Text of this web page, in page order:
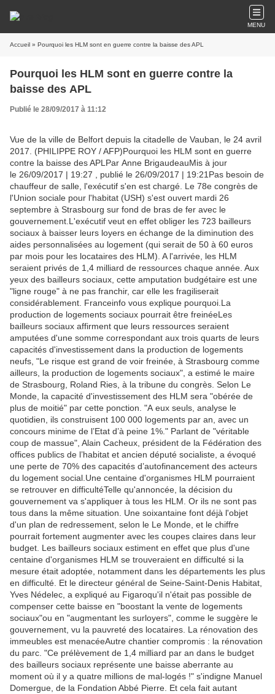
MENU
Accueil » Pourquoi les HLM sont en guerre contre la baisse des APL
Pourquoi les HLM sont en guerre contre la
baisse des APL
Publié le 28/09/2017 à 11:12
Vue de la ville de Belfort depuis la citadelle de Vauban, le 24 avril
2017. (PHILIPPE ROY / AFP)Pourquoi les HLM sont en guerre
contre la baisse des APLPar Anne BrigaudeauMis à jour
le 26/09/2017 | 19:27 , publié le 26/09/2017 | 19:21Pas besoin de
chauffeur de salle, l'exécutif s'en est chargé. Le 78e congrès de
l'Union sociale pour l'habitat (USH) s'est ouvert mardi 26
septembre à Strasbourg sur fond de bras de fer avec le
gouvernement.L'exécutif veut en effet obliger les 723 bailleurs
sociaux à baisser leurs loyers en échange de la diminution des
aides personnalisées au logement (qui serait de 50 à 60 euros
par mois pour les locataires des HLM). A l'arrivée, les HLM
seraient privés de 1,4 milliard de ressources chaque année. Aux
yeux des bailleurs sociaux, cette amputation budgétaire est une
"ligne rouge" à ne pas franchir, car elle les fragiliserait
considérablement. Franceinfo vous explique pourquoi.La
production de logements sociaux pourrait être freinéeLes
bailleurs sociaux affirment que leurs ressources seraient
amputées d'une somme correspondant aux trois quarts de leurs
capacités d'investissement dans la production de logements
neufs, "Le risque est grand de voir freinée, à Strasbourg comme
ailleurs, la production de logements sociaux", a estimé le maire
de Strasbourg, Roland Ries, à la tribune du congrès. Selon Le
Monde, la capacité d'investissement des HLM sera "obérée de
plus de moitié" par cette ponction. "A eux seuls, analyse le
quotidien, ils construisent 100 000 logements par an, avec un
concours minime de l’Etat d’à peine 1%." Parlant de "véritable
coup de massue", Alain Cacheux, président de la Fédération des
offices publics de l’habitat et ancien député socialiste, a évoqué
une perte de 70% des capacités d’autofinancement des acteurs
du logement social.Une centaine d'organismes HLM pourraient
se retrouver en difficultéTelle qu'annoncée, la décision du
gouvernement va s'appliquer à tous les HLM. Or ils ne sont pas
tous dans la même situation. Une soixantaine font déjà l'objet
d'un plan de redressement, selon le Le Monde, et le chiffre
pourrait fortement augmenter avec les coupes claires dans leur
budget. Les bailleurs sociaux estiment en effet que plus d'une
centaine d'organismes HLM se trouveraient en difficulté si la
mesure était adoptée, notamment dans les départements les plus
en difficulté. Et le directeur général de Seine-Saint-Denis Habitat,
Yves Nédelec, a expliqué au Figaroqu'il n'était pas possible de
compenser cette baisse en "boostant la vente de logements
sociaux"ou en "augmentant les surloyers", comme le suggère le
gouvernement, vu la pauvreté des locataires. La rénovation des
immeubles est menacéeAutre chantier compromis : la rénovation
du parc. "Ce prélèvement de 1,4 milliard par an dans le budget
des bailleurs sociaux représente une baisse aberrante au
moment où il y a quatre millions de mal-logés !" s'indigne Manuel
Domergue, de la Fondation Abbé Pierre. Et cela fait autant